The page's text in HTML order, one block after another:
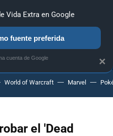
PC SONY NINTENDO
World of Warcraft Marvel
el 'Dead
×
Vida Extra en Google
fuente preferida
cuenta de Google